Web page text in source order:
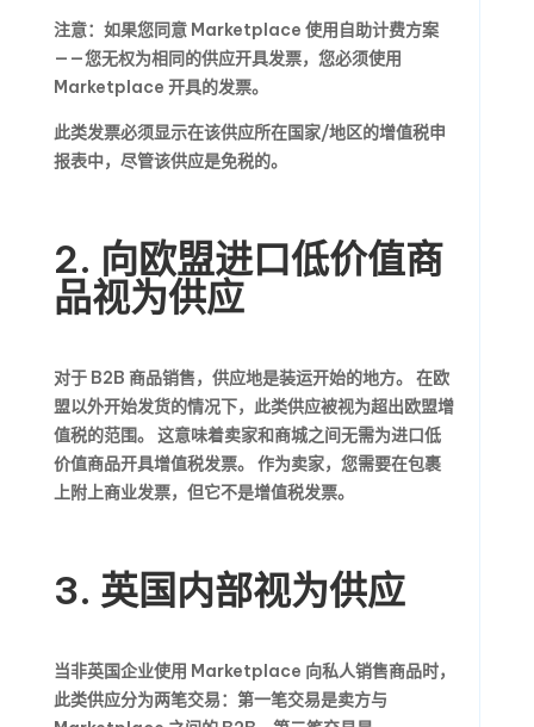
注意：如果您同意 Marketplace 使用自助计费方案
——您无权为相同的供应开具发票，您必须使用
Marketplace 开具的发票。
此类发票必须显示在该供应所在国家/地区的增值税申
报表中，尽管该供应是免税的。
2. 向欧盟进口低价值商
品视为供应
对于 B2B 商品销售，供应地是装运开始的地方。 在欧
盟以外开始发货的情况下，此类供应被视为超出欧盟增
值税的范围。 这意味着卖家和商城之间无需为进口低
价值商品开具增值税发票。 作为卖家，您需要在包裹
上附上商业发票，但它不是增值税发票。
3. 英国内部视为供应
当非英国企业使用 Marketplace 向私人销售商品时，
此类供应分为两笔交易：第一笔交易是卖方与